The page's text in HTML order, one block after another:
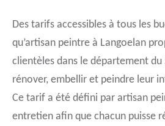
Des tarifs accessibles à tous les
qu’artisan peintre à Langoelan
clientèles dans le département
rénover, embellir et peindre leur
Ce tarif a été défini par artisan
entretien afin que chacun puisse